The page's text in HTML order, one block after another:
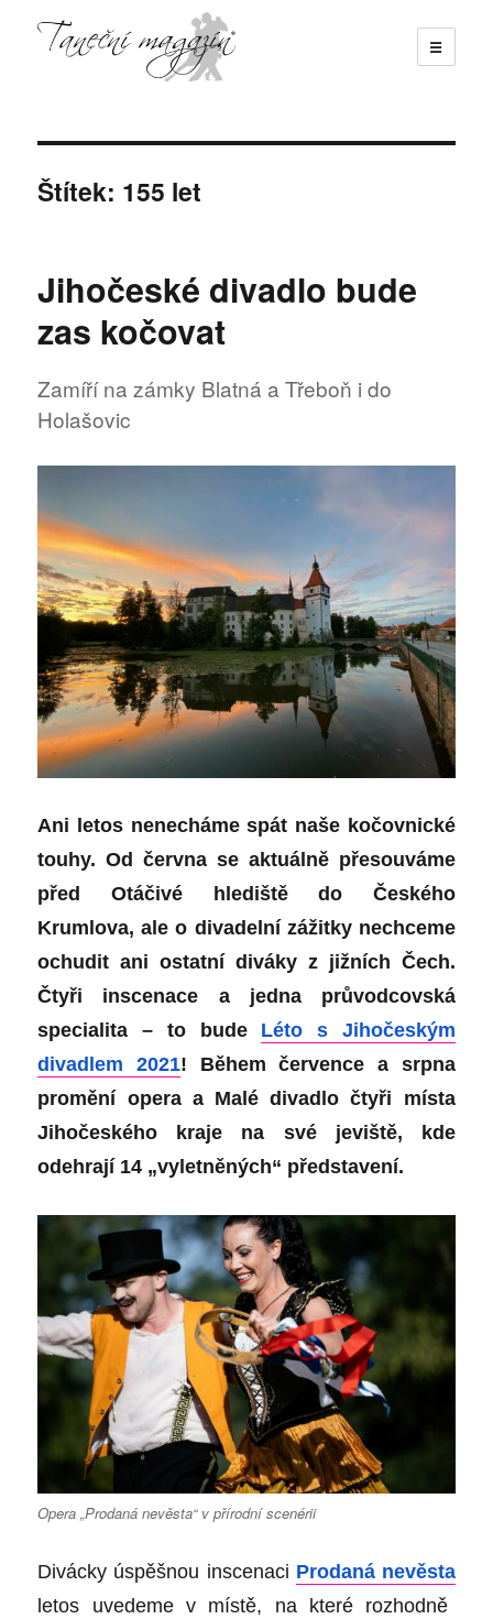
☰
Štítek: 155 let
Jihočeské divadlo bude
zas kočovat
Zamíří na zámky Blatná a Třeboň i do
Holašovic
Ani letos nenecháme spát naše kočovnické
touhy. Od června se aktuálně přesouváme
před Otáčivé hlediště do Českého
Krumlova, ale o divadelní zážitky nechceme
ochudit ani ostatní diváky z jižních Čech.
Čtyři inscenace a jedna průvodcovská
specialita – to bude
Léto s Jihočeským
divadlem 2021! Během července a srpna
promění opera a Malé divadlo čtyři místa
Jihočeského kraje na své jeviště, kde
odehrají 14 „vyletněných“ představení.
Opera „Prodaná nevěsta“ v přírodní scenérii
Divácky úspěšnou inscenaci Prodaná nevěsta
letos uvedeme v místě, na které rozhodně